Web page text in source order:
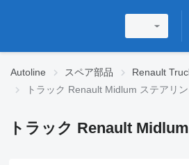
Autoline スペア部品 Renault
トラック Renault Midlum ステアリ
トラック Renault